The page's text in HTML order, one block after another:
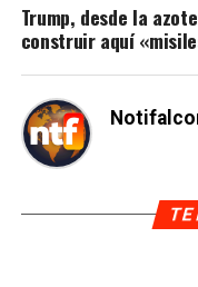
Trump, desde la
construir aquí
TE